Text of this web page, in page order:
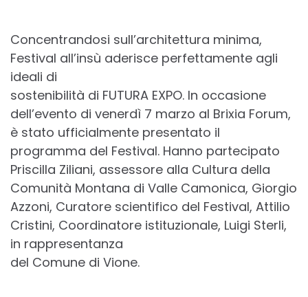
Concentrandosi sull’architettura minima,
Festival all’insù aderisce perfettamente agli
ideali di
sostenibilità di FUTURA EXPO. In occasione
dell’evento di venerdì 7 marzo al Brixia Forum,
è stato ufficialmente presentato il
programma del Festival. Hanno partecipato
Priscilla Ziliani, assessore alla Cultura della
Comunità Montana di Valle Camonica, Giorgio
Azzoni, Curatore scientifico del Festival, Attilio
Cristini, Coordinatore istituzionale, Luigi Sterli,
in rappresentanza
del Comune di Vione.